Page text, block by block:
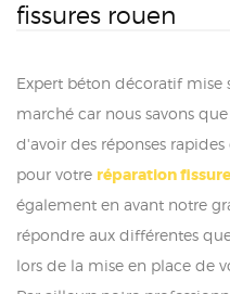
fissures rouen
Expert béton décoratif mise
marché car nous savons
d'avoir des réponses
pour votre réparation
également en avant notre
répondre aux différentes
lors de la mise en place de